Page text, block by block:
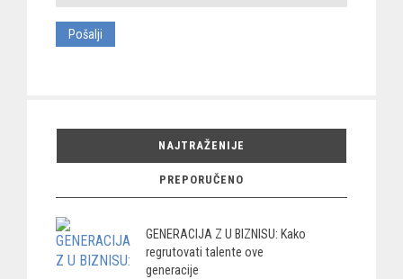
NAJTRAŽENIJE
PREPORUČENO
GENERACIJA Z U BIZNISU: Kako
regrutovati talente ove
generacije